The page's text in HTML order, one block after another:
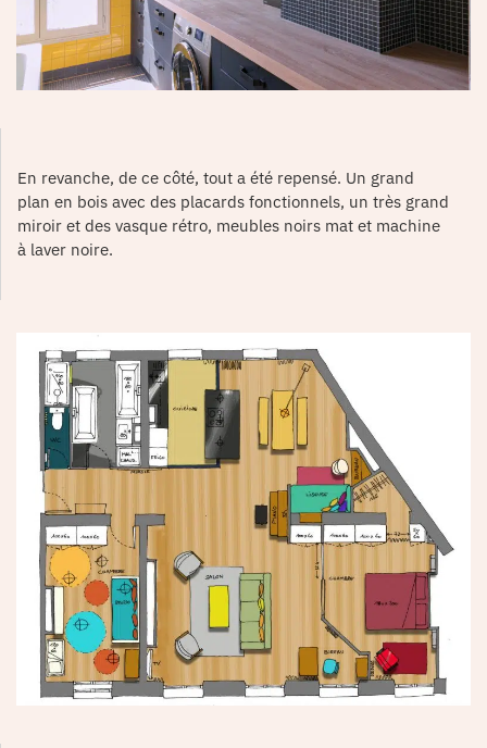
En revanche, de ce côté, tout a été repensé. Un grand
plan en bois avec des placards fonctionnels, un très grand
miroir et des vasque rétro, meubles noirs mat et machine
à laver noire.